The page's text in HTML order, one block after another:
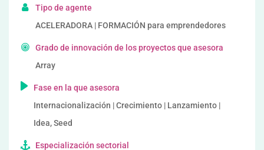
Tipo de agente
ACELERADORA | FORMACIÓN para emprendedores
Grado de innovación de los proyectos que asesora
Array
Fase en la que asesora
Internacionalización | Crecimiento | Lanzamiento |
Idea, Seed
Especialización sectorial